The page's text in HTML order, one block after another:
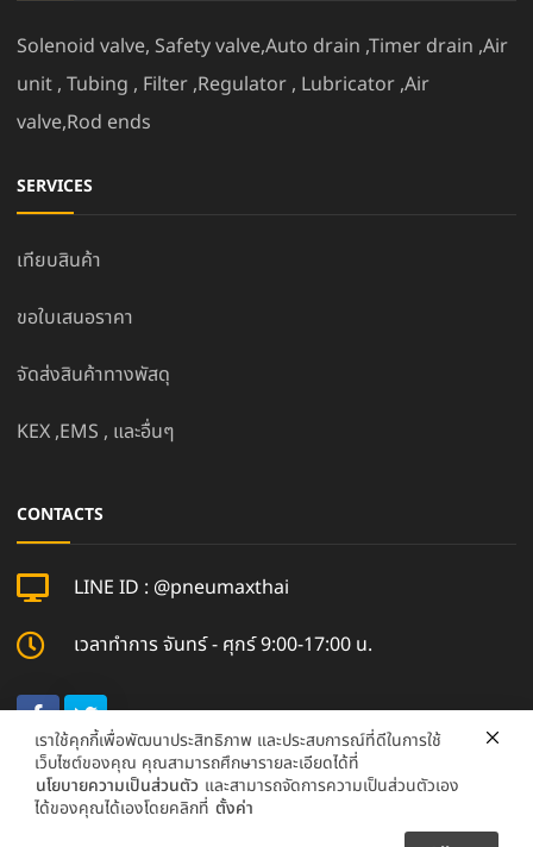
Solenoid valve, Safety valve,Auto drain ,Timer drain ,Air
unit , Tubing , Filter ,Regulator , Lubricator ,Air
valve,Rod ends
SERVICES
เทียบสินค้า
ขอใบเสนอราคา
จัดส่งสินค้าทางพัสดุ
KEX ,EMS , และอื่นๆ
CONTACTS
LINE ID : @pneumaxthai
เวลาทำการ จันทร์ - ศุกร์ 9:00-17:00 น.
pneumaxthai.com ©2017- 2026 | pneumaxthai, All
เราใช้คุกกี้เพื่อพัฒนาประสิทธิภาพ และประสบการณ์ที่ดีในการใช้
เว็บไซต์ของคุณ คุณสามารถศึกษารายละเอียดได้ที่
นโยบายความเป็นส่วนตัว และสามารถจัดการความเป็นส่วนตัวเอง
ได้ของคุณได้เองโดยคลิกที่ ตั้งค่า